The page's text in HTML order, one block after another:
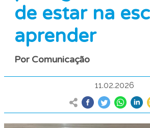
de estar na
aprender
Por Comunicação
11.02.2026